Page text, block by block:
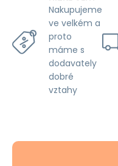
bílém
Nakupujeme
ve velkém a
proto
máme s
dodavately
dobré
vztahy